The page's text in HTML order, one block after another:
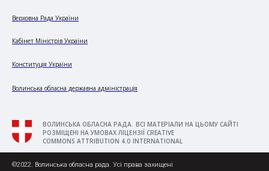
Верховна Рада України
Кабінет Міністрів України
Конституція України
Волинська обласна державна адміністрація
ВОЛИНСЬКА ОБЛАСНА РАДА. ВСІ МАТЕРІАЛИ НА ЦЬОМУ САЙТІ
РОЗМІЩЕНІ НА УМОВАХ ЛІЦЕНЗІЇ CREATIVE
COMMONS ATTRIBUTION 4.0 INTERNATIONAL
©2022. Волинська обласна рада. Усі права захищені